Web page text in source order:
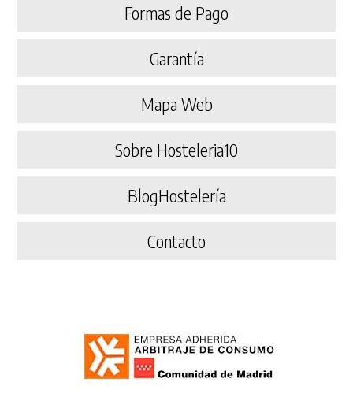
Formas de Pago
Garantía
Mapa Web
Sobre Hosteleria10
BlogHostelería
Contacto